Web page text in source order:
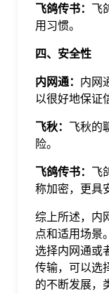
飞鸽传书： 飞
用习惯。
四、安全性
内网通： 内网
以很好地保证
飞秋： 飞秋的
险。
飞鸽传书： 飞
称加密，更具
综上所述，内
点和适用场景
选择内网通或
传输，可以选
的不断发展，